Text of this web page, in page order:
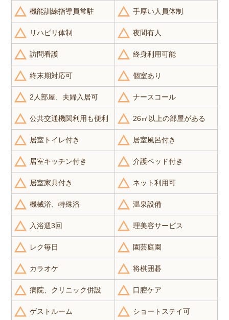
機能訓練指導員常駐 手厚い人員体制
リハビリ体制 夜間有人
訪問看護 終身利用可能
終末期対応可 個室あり
2人部屋、夫婦入居可 ナースコール
公共交通機関利用も便利 26㎡以上の部屋がある
居室トイレ付き 居室風呂付き
居室キッチン付き 介護ベッド付き
居室家具付き ネット利用可
機械浴、特殊浴 温泉設備
入浴週3回 理美容サービス
レク毎日 園芸庭園
カラオケ 将棋囲碁
病院、クリニック併設 口腔ケア
ゲストルーム ショートステイ可